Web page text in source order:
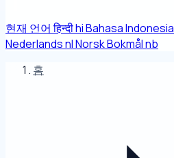
현재 언어 हिन्दीhiBahasa Indonesia
NederlandsnlNorsk Bokmålnb
홈